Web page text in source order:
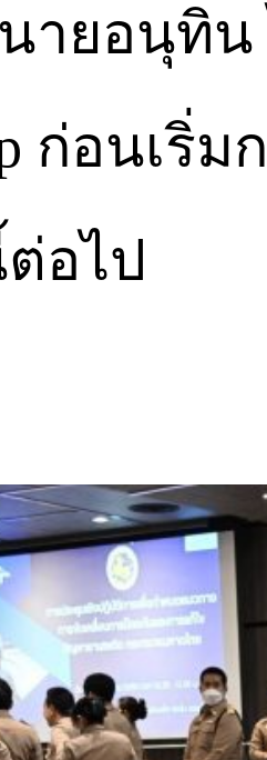
ายอนุทิน
ก่อนเริ่
อไป